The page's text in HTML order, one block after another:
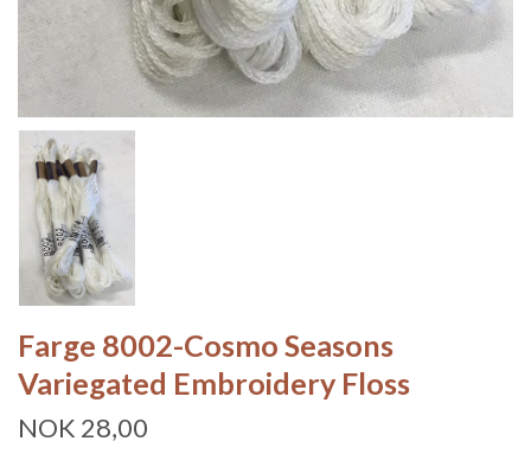
Farge 8002-Cosmo Seasons
Variegated Embroidery Floss
NOK 28,00